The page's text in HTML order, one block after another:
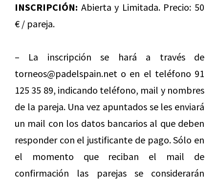
INSCRIPCIÓN: Abierta y Limitada. Precio: 50
€ / pareja.
– La inscripción se hará a través de
torneos@padelspain.net o en el teléfono 91
125 35 89, indicando teléfono, mail y nombres
de la pareja. Una vez apuntados se les enviará
un mail con los datos bancarios al que deben
responder con el justificante de pago. Sólo en
el momento que reciban el mail de
confirmación las parejas se considerarán